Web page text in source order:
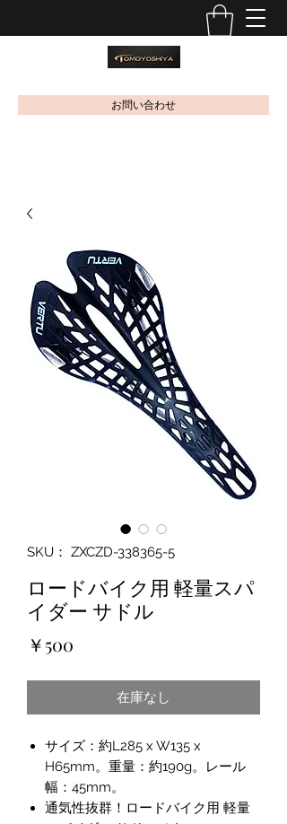
お問い合わせ
SKU： ZXCZD-338365-5
ロードバイク用 軽量スパ
イダー サドル
￥500
在庫なし
サイズ：約L285 x W135 x
H65mm。重量：約190g。レール
幅：45mm。
通気性抜群！ロードバイク用 軽量